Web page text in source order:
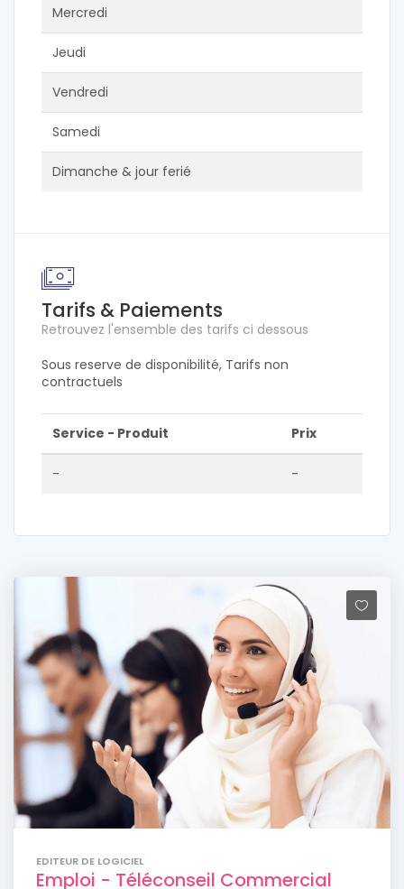
Mercredi
Jeudi
Vendredi
Samedi
Dimanche & jour ferié
Tarifs & Paiements
Retrouvez l'ensemble des tarifs ci dessous
Sous reserve de disponibilité, Tarifs non
contractuels
Service - Produit Prix
- -
EDITEUR DE LOGICIEL
Emploi - Téléconseil Commercial